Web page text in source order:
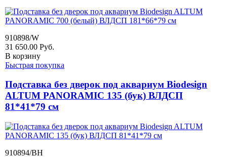
910898/W
31 650.00 Руб.
В корзину
Быстрая покупка
Подставка без дверок под аквариум Biodesign
ALTUM PANORAMIC 135 (бук) ВЛДСП
81*41*79 см
910894/BH